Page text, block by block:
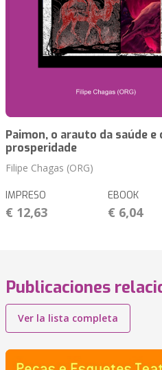
Paimon, o arauto da saúde e
prosperidade
Filipe Chagas (ORG)
IMPRESO
€ 12,63
EBOOK
€ 6,04
Publicaciones
Ver la lista completa